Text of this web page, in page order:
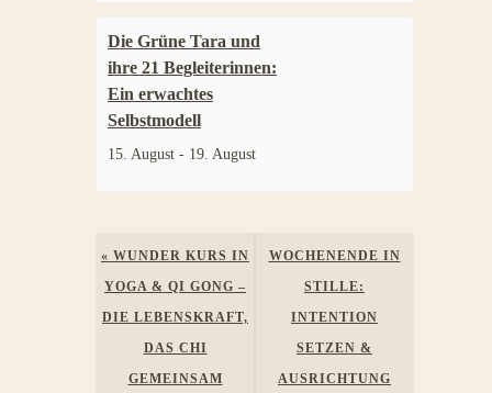
Die Grüne Tara und
ihre 21 Begleiterinnen:
Ein erwachtes
Selbstmodell
15. August - 19. August
Veranstaltung
Navigation
« WUNDER KURS IN
YOGA & QI GONG –
DIE LEBENSKRAFT,
DAS CHI
GEMEINSAM
WOCHENENDE IN
STILLE:
INTENTION
SETZEN &
AUSRICHTUNG